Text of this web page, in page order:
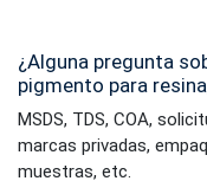
¿Alguna pregunta
pigmento para
MSDS, TDS, COA,
marcas privadas,
muestras, etc.